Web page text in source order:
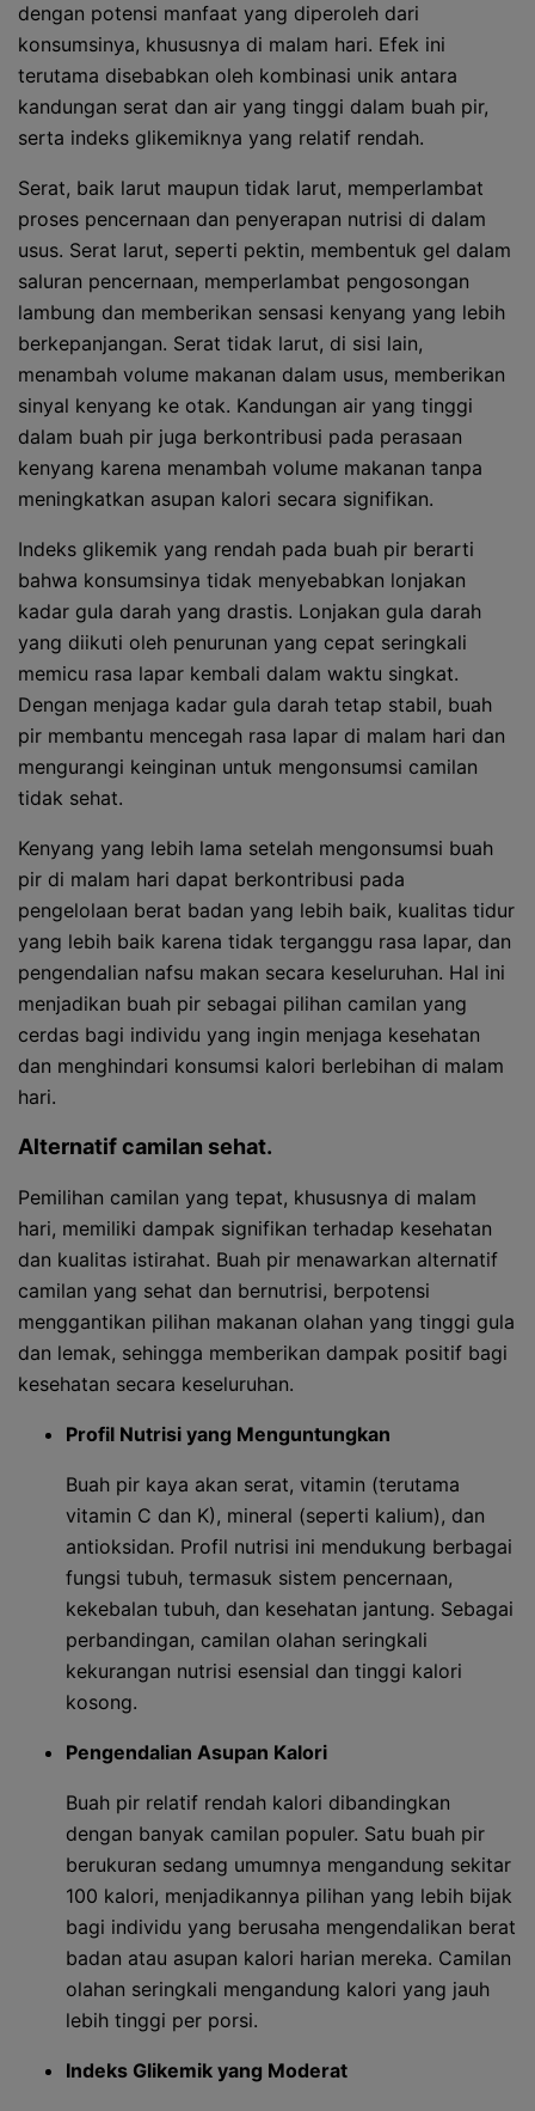
dengan potensi manfaat yang diperoleh dari
konsumsinya, khususnya di malam hari. Efek ini
terutama disebabkan oleh kombinasi unik antara
kandungan serat dan air yang tinggi dalam buah pir,
serta indeks glikemiknya yang relatif rendah.
Serat, baik larut maupun tidak larut, memperlambat
proses pencernaan dan penyerapan nutrisi di dalam
usus. Serat larut, seperti pektin, membentuk gel dalam
saluran pencernaan, memperlambat pengosongan
lambung dan memberikan sensasi kenyang yang lebih
berkepanjangan. Serat tidak larut, di sisi lain,
menambah volume makanan dalam usus, memberikan
sinyal kenyang ke otak. Kandungan air yang tinggi
dalam buah pir juga berkontribusi pada perasaan
kenyang karena menambah volume makanan tanpa
meningkatkan asupan kalori secara signifikan.
Indeks glikemik yang rendah pada buah pir berarti
bahwa konsumsinya tidak menyebabkan lonjakan
kadar gula darah yang drastis. Lonjakan gula darah
yang diikuti oleh penurunan yang cepat seringkali
memicu rasa lapar kembali dalam waktu singkat.
Dengan menjaga kadar gula darah tetap stabil, buah
pir membantu mencegah rasa lapar di malam hari dan
mengurangi keinginan untuk mengonsumsi camilan
tidak sehat.
Kenyang yang lebih lama setelah mengonsumsi buah
pir di malam hari dapat berkontribusi pada
pengelolaan berat badan yang lebih baik, kualitas tidur
yang lebih baik karena tidak terganggu rasa lapar, dan
pengendalian nafsu makan secara keseluruhan. Hal ini
menjadikan buah pir sebagai pilihan camilan yang
cerdas bagi individu yang ingin menjaga kesehatan
dan menghindari konsumsi kalori berlebihan di malam
hari.
Alternatif camilan sehat.
Pemilihan camilan yang tepat, khususnya di malam
hari, memiliki dampak signifikan terhadap kesehatan
dan kualitas istirahat. Buah pir menawarkan alternatif
camilan yang sehat dan bernutrisi, berpotensi
menggantikan pilihan makanan olahan yang tinggi gula
dan lemak, sehingga memberikan dampak positif bagi
kesehatan secara keseluruhan.
Profil Nutrisi yang Menguntungkan
Buah pir kaya akan serat, vitamin (terutama
vitamin C dan K), mineral (seperti kalium), dan
antioksidan. Profil nutrisi ini mendukung berbagai
fungsi tubuh, termasuk sistem pencernaan,
kekebalan tubuh, dan kesehatan jantung. Sebagai
perbandingan, camilan olahan seringkali
kekurangan nutrisi esensial dan tinggi kalori
kosong.
Pengendalian Asupan Kalori
Buah pir relatif rendah kalori dibandingkan
dengan banyak camilan populer. Satu buah pir
berukuran sedang umumnya mengandung sekitar
100 kalori, menjadikannya pilihan yang lebih bijak
bagi individu yang berusaha mengendalikan berat
badan atau asupan kalori harian mereka. Camilan
olahan seringkali mengandung kalori yang jauh
lebih tinggi per porsi.
Indeks Glikemik yang Moderat